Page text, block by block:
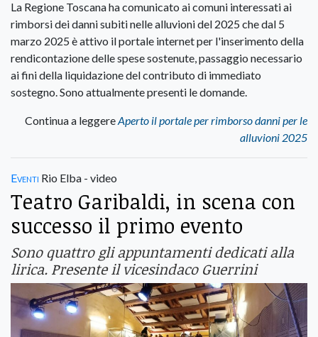
La Regione Toscana ha comunicato ai comuni interessati ai
rimborsi dei danni subiti nelle alluvioni del 2025 che dal 5
marzo 2025 è attivo il portale internet per l'inserimento della
rendicontazione delle spese sostenute, passaggio necessario
ai fini della liquidazione del contributo di immediato
sostegno. Sono attualmente presenti le domande.
Continua a leggereAperto il portale per rimborso danni per le
alluvioni 2025
Eventi Rio Elba - video
Teatro Garibaldi, in scena con
successo il primo evento
Sono quattro gli appuntamenti dedicati alla
lirica. Presente il vicesindaco Guerrini